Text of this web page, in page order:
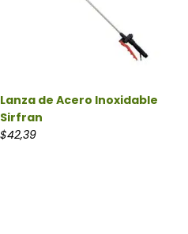
Lanza de Acero Inoxidable
Sirfran
$42,39